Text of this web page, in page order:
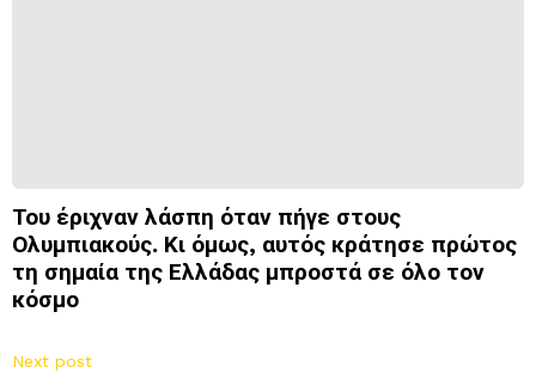
Του έριχναν λάσπη όταν πήγε στους
Ολυμπιακούς. Κι όμως, αυτός κράτησε πρώτος
τη σημαία της Ελλάδας μπροστά σε όλο τον
κόσμο
Next post